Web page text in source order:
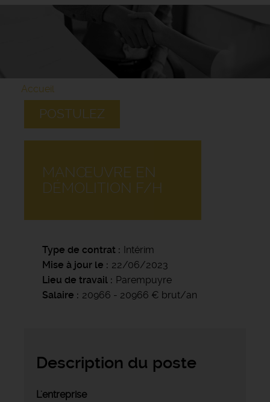
Accueil
POSTULEZ
MANŒUVRE EN
DÉMOLITION F/H
Type de contrat
Intérim
Mise à jour le
22/06/2023
Lieu de travail
Parempuyre
Salaire
20966 - 20966 € brut/an
Description du poste
L'entreprise